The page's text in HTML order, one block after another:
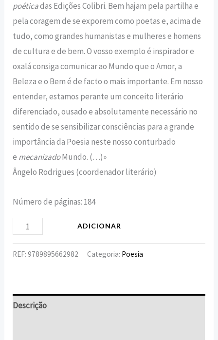
poéticadas Edições Colibri. Bem hajam pela partilha e
pela coragem de se exporem como poetas e, acima de
tudo, como grandes humanistas e mulheres e homens
de cultura e de bem. O vosso exemplo é inspirador e
oxalá consiga comunicar ao Mundo que o Amor, a
Beleza e o Bem é de facto o mais importante. Em nosso
entender, estamos perante um conceito literário
diferenciado, ousado e absolutamente necessário no
sentido de se sensibilizar consciências para a grande
importância da Poesia neste nosso conturbado
e mecanizadoMundo. (…)»
Ângelo Rodrigues (coordenador literário)
Número de páginas: 184
ADICIONAR
REF:9789895662982 Categoria: Poesia
Descrição